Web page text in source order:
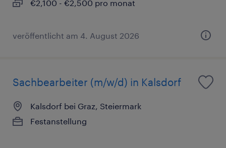
€2,100 - €2,500 pro monat
veröffentlicht am 4. August 2026
Sachbearbeiter (m/w/d) in Kalsdorf
Kalsdorf bei Graz, Steiermark
Festanstellung